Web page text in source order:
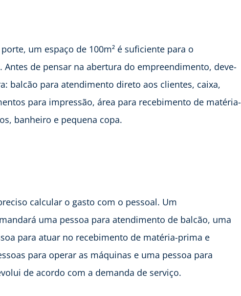
um espaço de 100m² é suficiente para o
de pensar na abertura do empreendimento, deve-
balcão para atendimento direto aos clientes, caixa,
para impressão, área para recebimento de matéria-
banheiro e pequena copa.
calcular o gasto com o pessoal. Um
uma pessoa para atendimento de balcão, uma
para atuar no recebimento de matéria-prima e
para operar as máquinas e uma pessoa para
de acordo com a demanda de serviço.